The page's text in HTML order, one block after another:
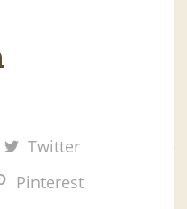
Twitter
Pinterest